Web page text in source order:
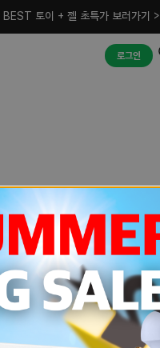
BEST 토이 + 젤 초특가 보러가기 >
로그인
예상치 못한 에러입니다.